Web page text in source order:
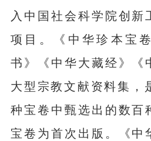
入中国社会科学院创新
项目。《中华珍本宝
书》《中华大藏经》《
大型宗教文献资料集，
种宝卷中甄选出的数百
宝卷为首次出版。《中